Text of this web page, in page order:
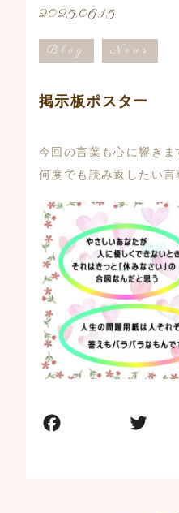
2025.06.15
Blog News
掲示板ポスター
今回の言葉も心に響きま
何度でも読み返したい